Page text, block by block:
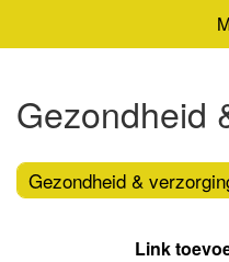
Gezondheid
Gezondheid &
Link